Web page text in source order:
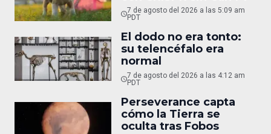
7 de agosto del 2026 a las 5:09 am
PDT
El dodo no era tonto:
su telencéfalo era
normal
7 de agosto del 2026 a las 4:12 am
PDT
Perseverance capta
cómo la Tierra se
oculta tras Fobos